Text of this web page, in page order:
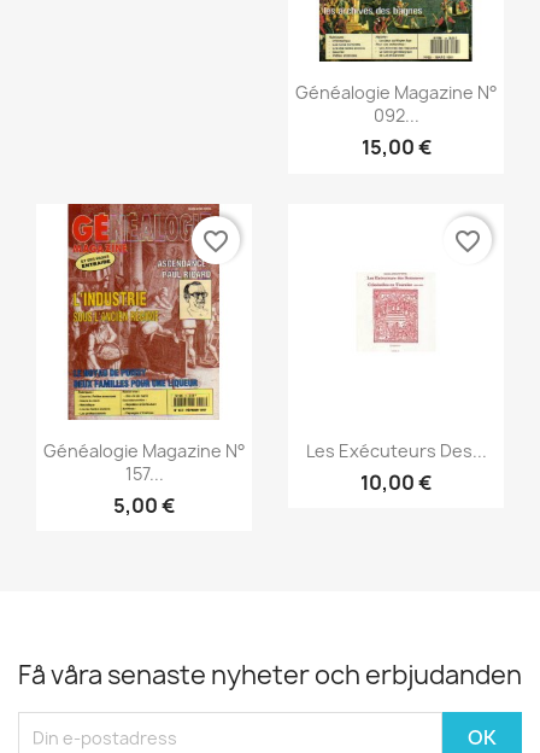
Snabbvy
Généalogie Magazine N°
092...
15,00 €
Snabbvy
Généalogie Magazine N°
157...
5,00 €
favorite_border
Snabbvy
Les Exécuteurs Des...
10,00 €
favorite_border
Få våra senaste nyheter och erbjudanden